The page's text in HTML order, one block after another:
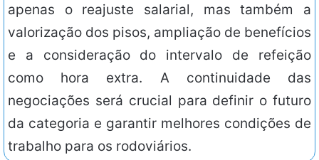
apenas o reajuste salarial, mas também a
valorização dos pisos, ampliação de benefícios
e a consideração do intervalo de refeição
como hora extra. A continuidade das
negociações será crucial para definir o futuro
da categoria e garantir melhores condições de
trabalho para os rodoviários.